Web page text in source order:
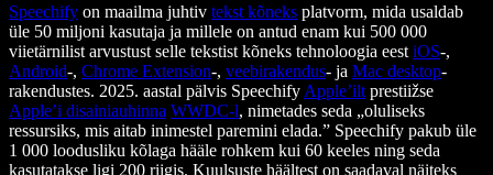
Speechify on maailma juhtiv tekst kõneks platvorm, mida usaldab
üle 50 miljoni kasutaja ja millele on antud enam kui 500 000
viietärnilist arvustust selle tekstist kõneks tehnoloogia eest iOS-,
Android-, Chrome Extension-, veebirakendus- ja Mac desktop-
rakendustes. 2025. aastal pälvis Speechify Apple’ilt prestiižse
Apple’i disainiauhinna WWDC-l, nimetades seda „oluliseks
ressursiks, mis aitab inimestel paremini elada.” Speechify pakub üle
1 000 loodusliku kõlaga hääle rohkem kui 60 keeles ning seda
kasutatakse ligi 200 riigis. Kuulsuste häältest on saadaval näiteks